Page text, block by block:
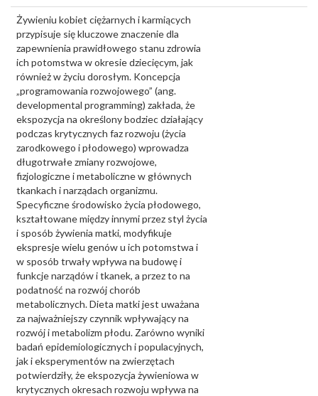
Żywieniu kobiet ciężarnych i karmiących
przypisuje się kluczowe znaczenie dla
zapewnienia prawidłowego stanu zdrowia
ich potomstwa w okresie dziecięcym, jak
również w życiu dorosłym. Koncepcja
„programowania rozwojowego” (ang.
developmental programming) zakłada, że
ekspozycja na określony bodziec działający
podczas krytycznych faz rozwoju (życia
zarodkowego i płodowego) wprowadza
długotrwałe zmiany rozwojowe,
fizjologiczne i metaboliczne w głównych
tkankach i narządach organizmu.
Specyficzne środowisko życia płodowego,
kształtowane między innymi przez styl życia
i sposób żywienia matki, modyfikuje
ekspresje wielu genów u ich potomstwa i
w sposób trwały wpływa na budowę i
funkcje narządów i tkanek, a przez to na
podatność na rozwój chorób
metabolicznych. Dieta matki jest uważana
za najważniejszy czynnik wpływający na
rozwój i metabolizm płodu. Zarówno wyniki
badań epidemiologicznych i populacyjnych,
jak i eksperymentów na zwierzętach
potwierdziły, że ekspozycja żywieniowa w
krytycznych okresach rozwoju wpływa na